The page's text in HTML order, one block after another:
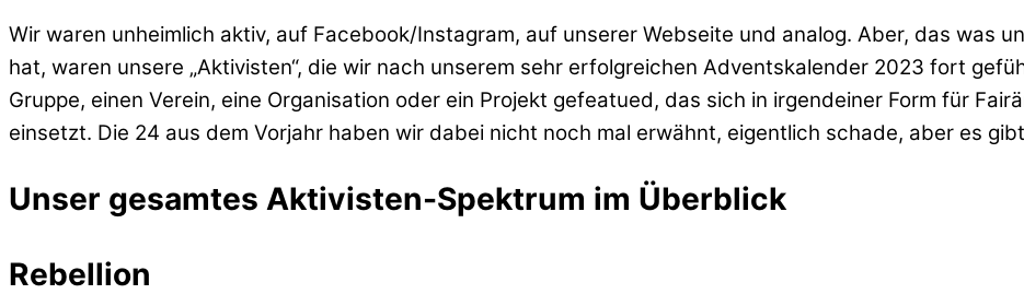
Wir waren unheimlich aktiv, auf Facebook/Instagram, auf unserer Webseite und analog. Aber, das was
hat, waren unsere „Aktivisten“, die wir nach unserem sehr erfolgreichen Adventskalender 2023 fort
Gruppe, einen Verein, eine Organisation oder ein Projekt gefeatued, das sich in irgendeiner Form für
einsetzt. Die 24 aus dem Vorjahr haben wir dabei nicht noch mal erwähnt, eigentlich schade, aber es
Unser gesamtes Aktivisten-Spektrum im Überblick
Rebellion